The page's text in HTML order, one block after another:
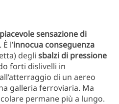
sensazione di
l’innocua conseguenza
degli sbalzi di pressione
forti dislivelli in
di un aereo
galleria ferroviaria. Ma
permane più a lungo.